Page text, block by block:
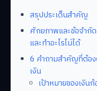
สรุปประเด็นสำคัญ
ศักยภาพและข้อจำกั
และทำอะไรไม่ได้
6 คำถามสำคัญที่ต้อง
เงิน
เป้าหมายของเงิน